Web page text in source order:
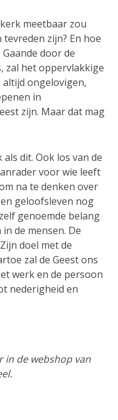
meetbaar zou
zijn? En hoe
door de
zal het oppervlakkige
ongelovigen,
in
zijn. Maar dat mag
dit. Ook los van de
voor wie leeft
na te denken over
geloofsleven nog
genoemde belang
de mensen. De
doel met de
zal de Geest ons
werk en de persoon
nederigheid en
in de webshop van